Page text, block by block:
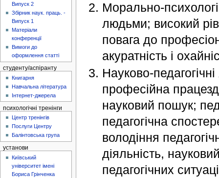
Морально-
людьми; високий
повага до
акуратність і
Науково-
професійна
науковий пошук;
педагогічна
володіння
діяльність,
педагогічних
Випуск 2
Збірник наук. праць. -
Випуск 1
Матеріали
конференції
Вимоги до
оформлення статті
студенту/аспіранту
Книгарня
Навчальна література
Інтернет-джерела
психологічні тренінги
Центр тренінгів
Послуги Центру
Балінтовська група
установи
Київський
університет імені
Бориса Грінченка